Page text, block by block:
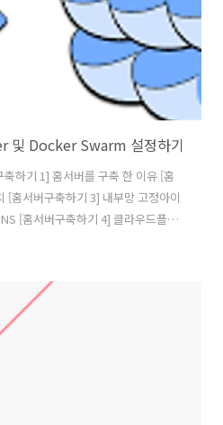
및 Docker Swarm 설정하기
하기 1] 홈서버를 구축 한 이유 [홈
[홈서버구축하기 3] 내부망 고정아이
[홈서버구축하기 4] 클라우드플레
(feat. HTTPS) [홈서버구축하기 5]
[홈서버구축하기 7] 공유 스토리
서버구축하기 8] 완성된 내 홈서버
그리고 총 비용 홈서버에서 서비스
Docker Swarm 사용했다. 이번글